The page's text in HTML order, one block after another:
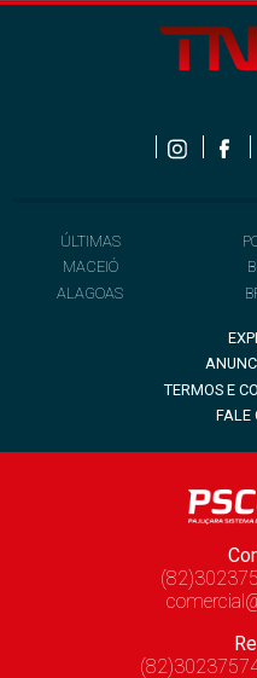
ÚLTIMAS
MACEIÓ
ALAGOAS
TERMOS E
FALE